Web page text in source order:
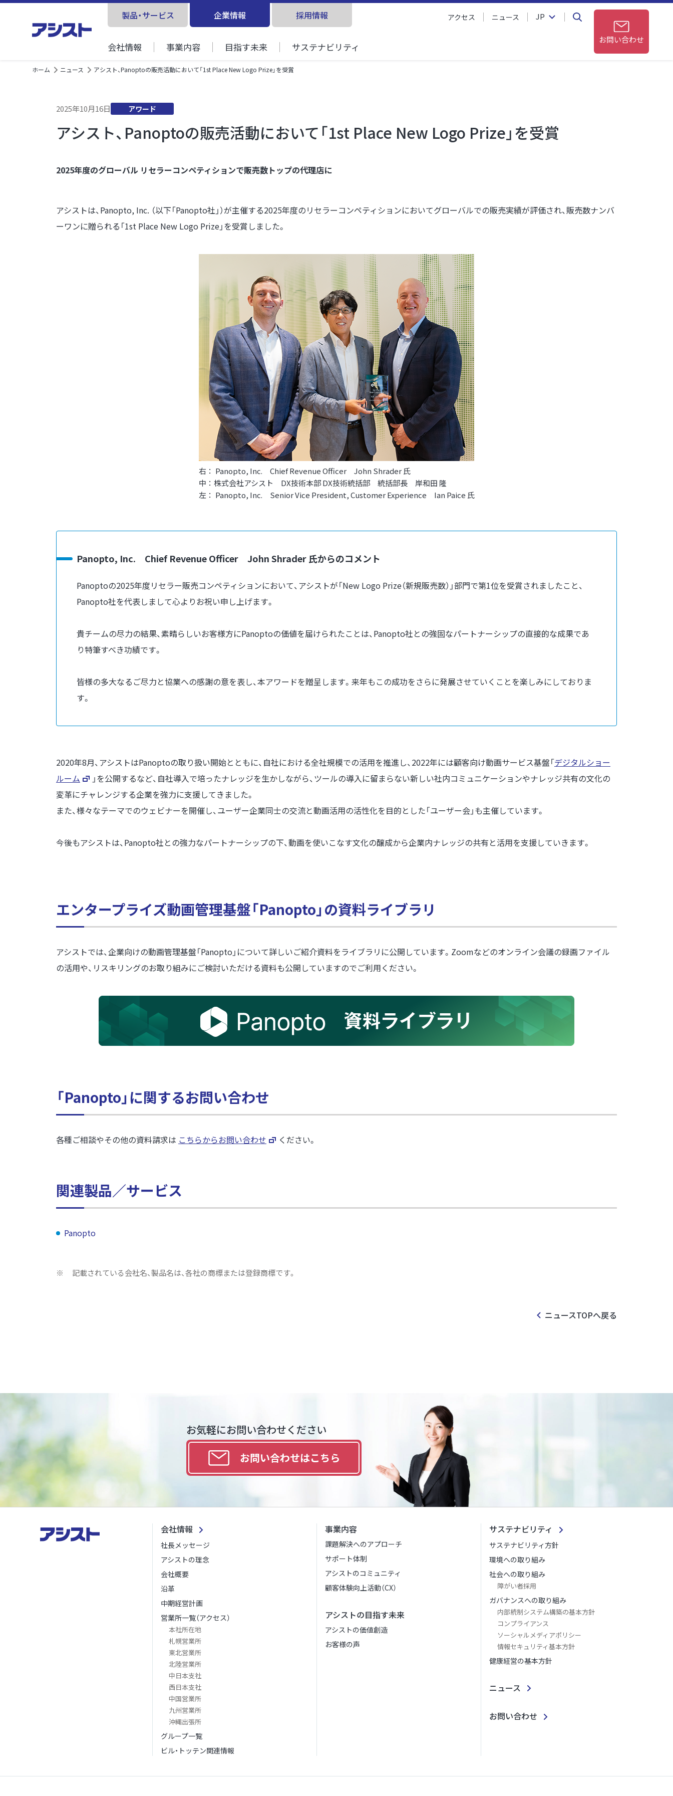
企業情報
会社情報 事業内容 目指す未来 サステナビリティ
製品・サービス 採用情報 アクセス ニュース JP
お問い合わせ
ホーム ニュース アシスト、Panoptoの販売活動において「1st Place New Logo Prize」を受賞
2025年10月16日 アワード
アシスト、Panoptoの販売活動において「1st Place New Logo Prize」を受賞
2025年度のグローバル リセラーコンペティションで販売数トップの代理店に
アシストは、Panopto, Inc. （以下「Panopto社」）が主催する2025年度のリセラーコンペティションにおいてグローバルでの販売実績が評価され、販売数ナンバ
ーワンに贈られる「1st Place New Logo Prize」を受賞しました。
右： Panopto, Inc. Chief Revenue Officer John Shrader 氏
中：株式会社アシスト DX技術本部 DX技術統括部 統括部長 岸和田 隆
左： Panopto, Inc. Senior Vice President, Customer Experience Ian Paice 氏
Panopto, Inc. Chief Revenue Officer John Shrader 氏からのコメント
Panoptoの2025年度リセラー販売コンペティションにおいて、アシストが「New Logo Prize（新規販売数）」部門で第1位を受賞されましたこと、
Panopto社を代表しまして心よりお祝い申し上げます。
貴チームの尽力の結果、素晴らしいお客様方にPanoptoの価値を届けられたことは、Panopto社との強固なパートナーシップの直接的な成果であ
り特筆すべき功績です。
皆様の多大なるご尽力と協業への感謝の意を表し、本アワードを贈呈します。来年もこの成功をさらに発展させていくことを楽しみにしておりま
す。
2020年8月、アシストはPanoptoの取り扱い開始とともに、自社における全社規模での活用を推進し、2022年には顧客向け動画サービス基盤「デジタルショー
ルーム
」を公開するなど、自社導入で培ったナレッジを生かしながら、ツールの導入に留まらない新しい社内コミュニケーションやナレッジ共有の文化の
変革にチャレンジする企業を強力に支援してきました。
また、様々なテーマでのウェビナーを開催し、ユーザー企業同士の交流と動画活用の活性化を目的とした「ユーザー会」も主催しています。
今後もアシストは、Panopto社との強力なパートナーシップの下、動画を使いこなす文化の醸成から企業内ナレッジの共有と活用を支援していきます。
エンタープライズ動画管理基盤「Panopto」の資料ライブラリ
アシストでは、企業向けの動画管理基盤「Panopto」について詳しいご紹介資料をライブラリに公開しています。Zoomなどのオンライン会議の録画ファイル
の活用や、リスキリングのお取り組みにご検討いただける資料も公開していますのでご利用ください。
「Panopto」に関するお問い合わせ
各種ご相談やその他の資料請求は こちらからお問い合わせ ください。
関連製品／サービス
Panopto
※ 記載されている会社名、製品名は、各社の商標または登録商標です。
ニュースTOPへ戻る
お気軽にお問い合わせください
お問い合わせはこちら
会社情報
社長メッセージ
アシストの理念
会社概要
沿革
中期経営計画
営業所一覧（アクセス）
本社所在地
札幌営業所
東北営業所
北陸営業所
中日本支社
西日本支社
中国営業所
九州営業所
沖縄出張所
グループ一覧
ビル・トッテン関連情報
事業内容
課題解決へのアプローチ
サポート体制
アシストのコミュニティ
顧客体験向上活動（CX）
アシストの目指す未来
アシストの価値創造
お客様の声
サステナビリティ
サステナビリティ方針
環境への取り組み
社会への取り組み
障がい者採用
ガバナンスへの取り組み
内部統制システム構築の基本方針
コンプライアンス
ソーシャルメディアポリシー
情報セキュリティ基本方針
健康経営の基本方針
ニュース
お問い合わせ